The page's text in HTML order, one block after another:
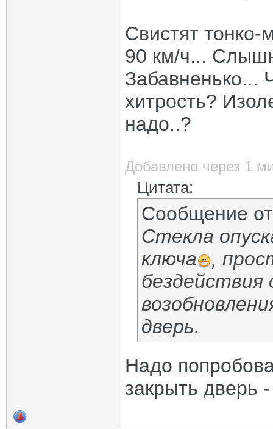
Свистят тонко-
90 км/ч...
Забавненько...
хитрость?
надо..?
Добавлено через 1
Цитата:
Сообщение
Стекла
ключа
,
бездействия
дверь.
Надо
закрыть дверь